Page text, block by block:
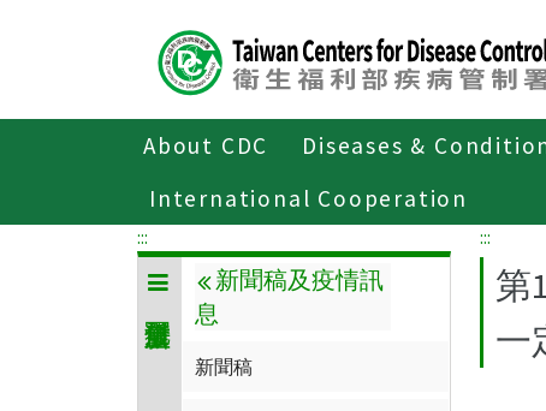
About CDC Diseases &
International Cooperation
傳染病與防疫專題
:::
新聞稿及疫情訊
息
新聞稿
:::
第
一